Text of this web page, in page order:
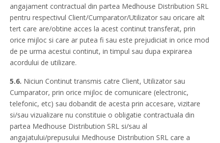
angajament contractual din partea Medhouse Distribution SRL
pentru respectivul Client/Cumparator/Utilizator sau oricare alt
tert care are/obtine acces la acest continut transferat, prin
orice mijloc si care ar putea fi sau este prejudiciat in orice mod
de pe urma acestui continut, in timpul sau dupa expirarea
acordului de utilizare.
5.6. Niciun Continut transmis catre Client, Utilizator sau
Cumparator, prin orice mijloc de comunicare (electronic,
telefonic, etc) sau dobandit de acesta prin accesare, vizitare
si/sau vizualizare nu constituie o obligatie contractuala din
partea Medhouse Distribution SRL si/sau al
angajatului/prepusului Medhouse Distribution SRL care a